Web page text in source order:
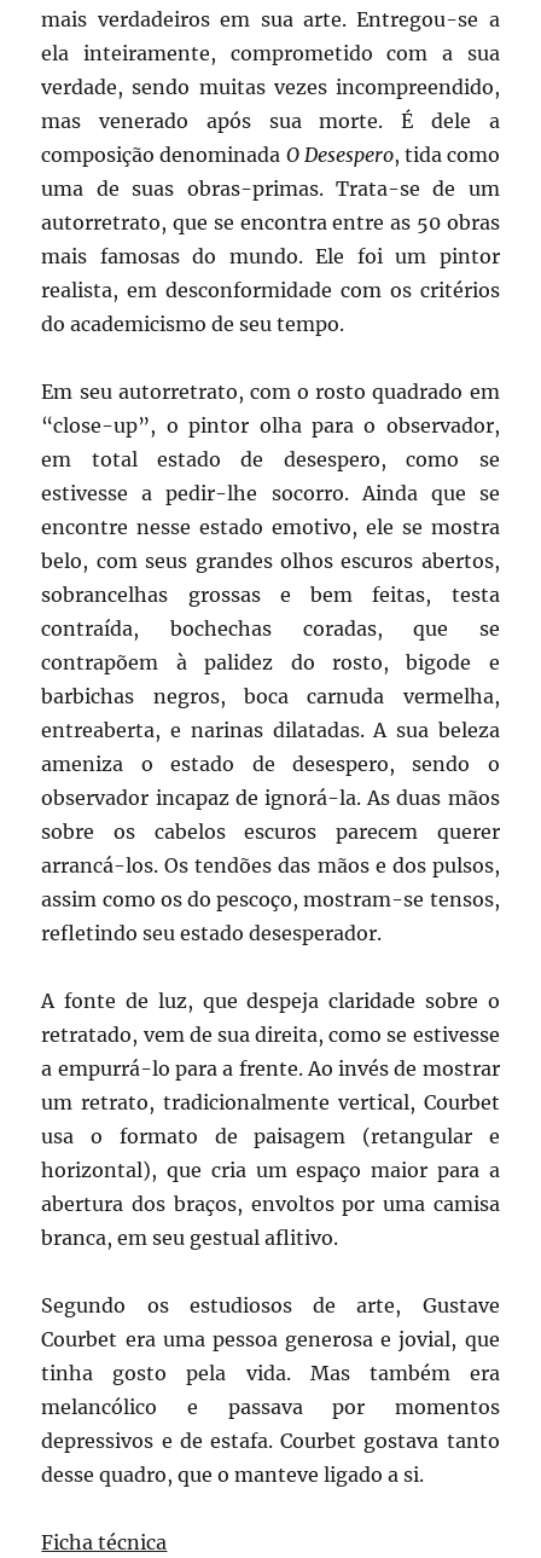
mais verdadeiros em sua arte. Entregou-se a
ela inteiramente, comprometido com a sua
verdade, sendo muitas vezes incompreendido,
mas venerado após sua morte. É dele a
composição denominada O Desespero, tida como
uma de suas obras-primas. Trata-se de um
autorretrato, que se encontra entre as 50 obras
mais famosas do mundo. Ele foi um pintor
realista, em desconformidade com os critérios
do academicismo de seu tempo.
Em seu autorretrato, com o rosto quadrado em
“close-up”, o pintor olha para o observador,
em total estado de desespero, como se
estivesse a pedir-lhe socorro. Ainda que se
encontre nesse estado emotivo, ele se mostra
belo, com seus grandes olhos escuros abertos,
sobrancelhas grossas e bem feitas, testa
contraída, bochechas coradas, que se
contrapõem à palidez do rosto, bigode e
barbichas negros, boca carnuda vermelha,
entreaberta, e narinas dilatadas. A sua beleza
ameniza o estado de desespero, sendo o
observador incapaz de ignorá-la. As duas mãos
sobre os cabelos escuros parecem querer
arrancá-los. Os tendões das mãos e dos pulsos,
assim como os do pescoço, mostram-se tensos,
refletindo seu estado desesperador.
A fonte de luz, que despeja claridade sobre o
retratado, vem de sua direita, como se estivesse
a empurrá-lo para a frente. Ao invés de mostrar
um retrato, tradicionalmente vertical, Courbet
usa o formato de paisagem (retangular e
horizontal), que cria um espaço maior para a
abertura dos braços, envoltos por uma camisa
branca, em seu gestual aflitivo.
Segundo os estudiosos de arte, Gustave
Courbet era uma pessoa generosa e jovial, que
tinha gosto pela vida. Mas também era
melancólico e passava por momentos
depressivos e de estafa. Courbet gostava tanto
desse quadro, que o manteve ligado a si.
Ficha técnica